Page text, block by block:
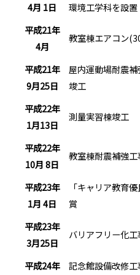
4月 1日
環境工学科を設置
平成21年
4月
教室棟エアコン
平成21年
9月25日
屋内運動場耐震
竣工
平成22年
1月13日
測量実習棟竣工
平成22年
10月 8日
教室棟耐震補強
平成23年
1月 4日
「キャリア教育
賞
平成23年
3月25日
バリアフリー化
平成24年
記念館設備改修工